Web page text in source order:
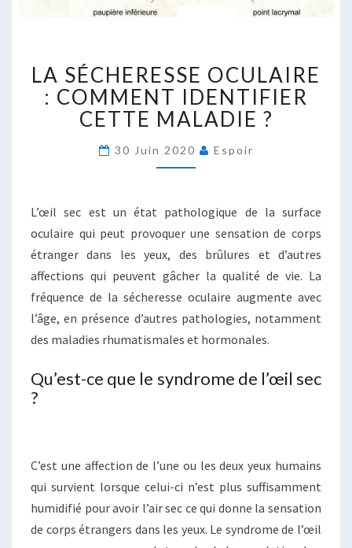
SÉCHERESSE
OCULAIRE
COMMENT
IDENTIFIER
CETTE
LA SÉCHERESSE OCULAIRE
: COMMENT IDENTIFIER
CETTE MALADIE ?
30 Juin 2020 Espoir
L’œil sec est un état pathologique de la surface
oculaire qui peut provoquer une sensation de corps
étranger dans les yeux, des brûlures et d’autres
affections qui peuvent gâcher la qualité de vie. La
fréquence de la sécheresse oculaire augmente avec
l’âge, en présence d’autres pathologies, notamment
des maladies rhumatismales et hormonales.
Qu’est-ce que le syndrome de l’œil sec
?
C’est une affection de l’une ou les deux yeux humains
qui survient lorsque celui-ci n’est plus suffisamment
humidifié pour avoir l’air sec ce qui donne la sensation
de corps étrangers dans les yeux. Le syndrome de l’œil